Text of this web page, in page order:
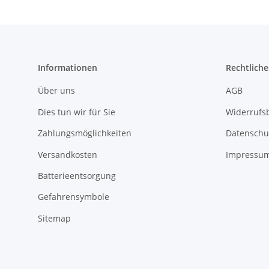
Informationen
Über uns
Dies tun wir für Sie
Zahlungsmöglichkeiten
Versandkosten
Batterieentsorgung
Gefahrensymbole
Sitemap
AGB